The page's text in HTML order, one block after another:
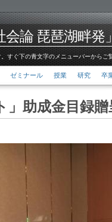
会論 琵琶湖畔発
すぐ下の青文字のメニューバーから
ゼミナール 授業 研究 卒
」助成金目録贈